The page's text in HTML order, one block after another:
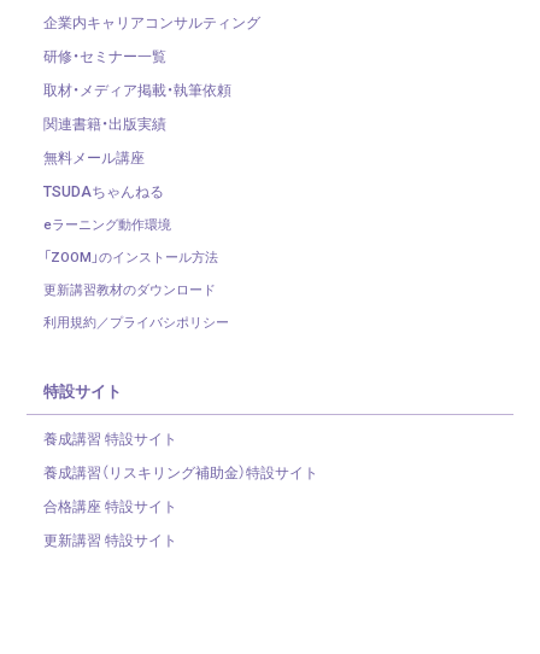
企業内キャリアコンサルティング
研修・セミナー一覧
取材・メディア掲載・執筆依頼
関連書籍・出版実績
無料メール講座
TSUDAちゃんねる
eラーニング動作環境
「ZOOM」のインストール方法
更新講習教材のダウンロード
利用規約／プライバシポリシー
特設サイト
養成講習 特設サイト
養成講習（リスキリング補助金）特設サイト
合格講座 特設サイト
更新講習 特設サイト